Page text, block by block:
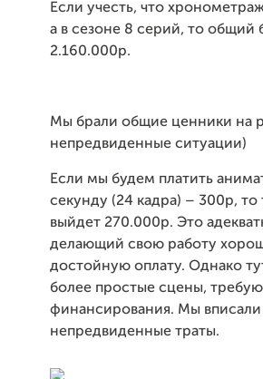
Если учесть, что
а в сезоне 8 серий, то общий
2.160.000р.
Мы брали общие ценники на
непредвиденные ситуации)
Если мы будем платить
секунду (24 кадра) – 300р,
выйдет 270.000р. Это
делающий свою работу
достойную оплату. Однако
более простые сцены,
финансирования. Мы вписали
непредвиденные траты.